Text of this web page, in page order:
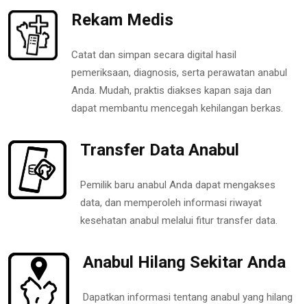
Rekam Medis
Catat dan simpan secara digital hasil
pemeriksaan, diagnosis, serta perawatan anabul
Anda. Mudah, praktis diakses kapan saja dan
dapat membantu mencegah kehilangan berkas.
Transfer Data Anabul
Pemilik baru anabul Anda dapat mengakses
data, dan memperoleh informasi riwayat
kesehatan anabul melalui fitur transfer data.
Anabul Hilang Sekitar Anda
Dapatkan informasi tentang anabul yang hilang